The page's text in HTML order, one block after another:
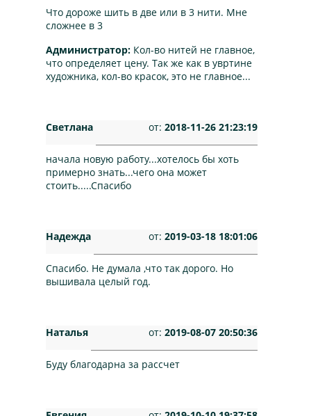
Что дороже шить в две или в 3 нити. Мне
сложнее в 3
Администратор: Кол-во нитей не главное,
что определяет цену. Так же как в увртине
художника, кол-во красок, это не главное...
Светлана от: 2018-11-26 21:23:19
начала новую работу...хотелось бы хоть
примерно знать...чего она может
стоить.....Спасибо
Надежда от: 2019-03-18 18:01:06
Спасибо. Не думала ,что так дорого. Но
вышивала целый год.
Наталья от: 2019-08-07 20:50:36
Буду благодарна за рассчет